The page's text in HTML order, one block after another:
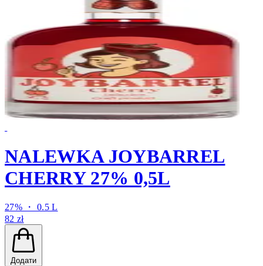
NALEWKA JOYBARREL
CHERRY 27% 0,5L
27% ・ 0.5 L
82 zł
Додати